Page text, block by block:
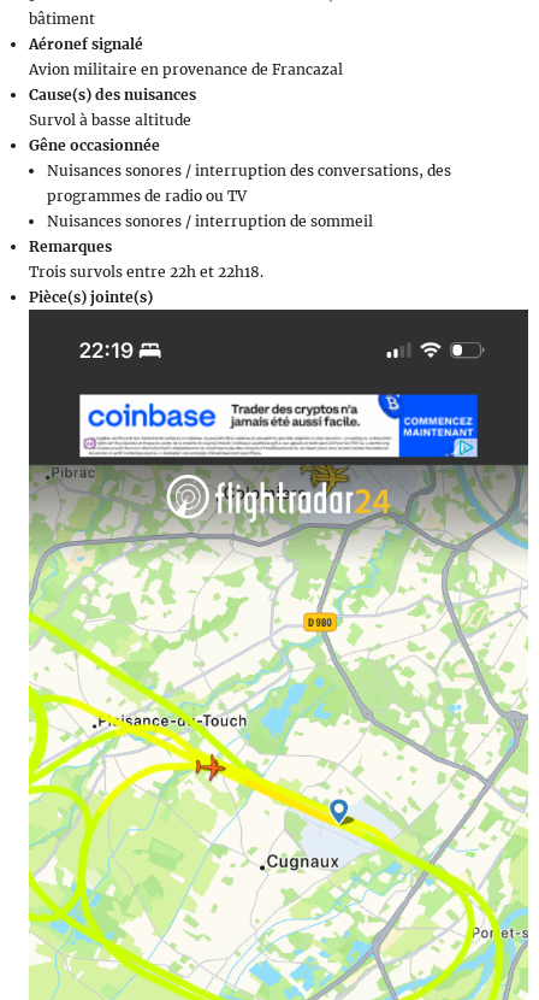
bâtiment
Aéronef signalé
Avion militaire en provenance de Francazal
Cause(s) des nuisances
Survol à basse altitude
Gêne occasionnée
Nuisances sonores / interruption des conversations, des
programmes de radio ou TV
Nuisances sonores / interruption de sommeil
Remarques
Trois survols entre 22h et 22h18.
Pièce(s) jointe(s)